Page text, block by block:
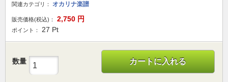
関連カテゴリ： オカリナ楽譜
販売価格(税込)： 2,750 円
ポイント： 27 Pt
数量 カートに入れる